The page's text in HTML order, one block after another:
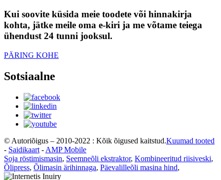
Kui soovite küsida meie toodete või hinnakirja
kohta, jätke meile oma e-kiri ja me võtame teiega
ühendust 24 tunni jooksul.
PÄRING KOHE
Sotsiaalne
© Autoriõigus – 2010-2022 : Kõik õigused kaitstud.Kuumad tooted
- Saidikaart - AMP Mobile
Soja röstimismasin, Seemneõli ekstraktor, Kombineeritud riisiveski,
Õlipress, Õlimasin ärihinnaga, Päevalilleõli masina hind,